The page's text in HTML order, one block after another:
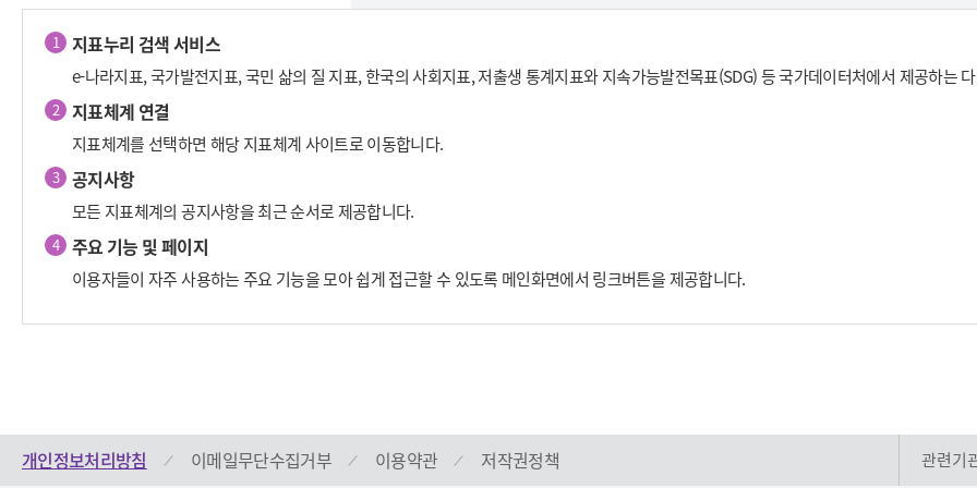
1 지표누리 검색 서비스
e-나라지표, 국가발전지표, 국민 삶의 질 지표, 한국의 사회지표, 저출생 통계지표와 지속가능발전목표(SDG) 등 국가데이터처에서 제공하는
2 지표체계 연결
지표체계를 선택하면 해당 지표체계 사이트로 이동합니다.
3 공지사항
모든 지표체계의 공지사항을 최근 순서로 제공합니다.
4 주요 기능 및 페이지
이용자들이 자주 사용하는 주요 기능을 모아 쉽게 접근할 수 있도록 메인화면에서 링크버튼을 제공합니다.
개인정보처리방침 이메일무단수집거부 이용약관 저작권정책 관련기